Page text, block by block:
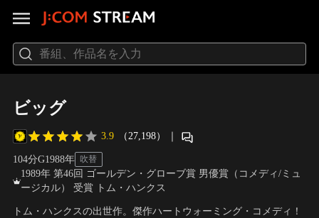
ビッグ
3.9 （27,198） ｜
104分G1988年 吹替
1989年 第46回 ゴールデン・グローブ賞 男優賞（コメディ/ミュ
ージカル） 受賞 トム・ハンクス
トム・ハンクスの出世作。傑作ハートウォーミング・コメディ！